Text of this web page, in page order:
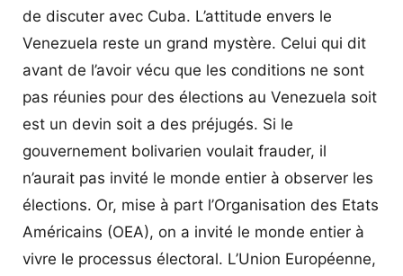
de discuter avec Cuba. L’attitude envers le
Venezuela reste un grand mystère. Celui qui dit
avant de l’avoir vécu que les conditions ne sont
pas réunies pour des élections au Venezuela soit
est un devin soit a des préjugés. Si le
gouvernement bolivarien voulait frauder, il
n’aurait pas invité le monde entier à observer les
élections. Or, mise à part l’Organisation des Etats
Américains (OEA), on a invité le monde entier à
vivre le processus électoral. L’Union Européenne,